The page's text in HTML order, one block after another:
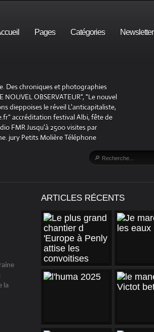
Pages Catégories Newsletter
Des chroniques et photographies
OBSERVATEUR", "Le nouvel
dieppoises le réveil L'anticapitaliste,
accréditation festival Albi, fête de
FMR Jusqu'à 2500 visites par
jury Petits Molière Téléphone
la
ARTICLES RÉCENTS